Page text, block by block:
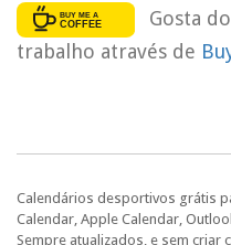
Gosta
trabalho através de
Calendários desportivos grátis
Calendar, Apple Calendar,
Sempre atualizados, e sem criar